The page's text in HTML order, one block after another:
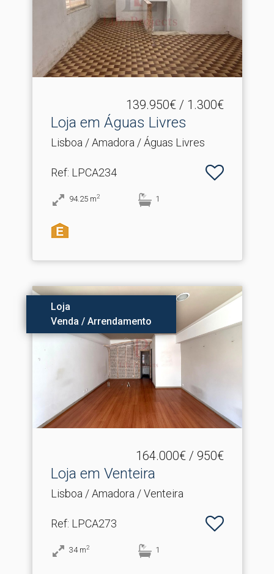
139.950€ / 1.300€
Loja em Águas Livres
Lisboa / Amadora / Águas Livres
Ref: LPCA234
94.25 m2 1
Loja
Venda / Arrendamento
164.000€ / 950€
Loja em Venteira
Lisboa / Amadora / Venteira
Ref: LPCA273
34 m2 1